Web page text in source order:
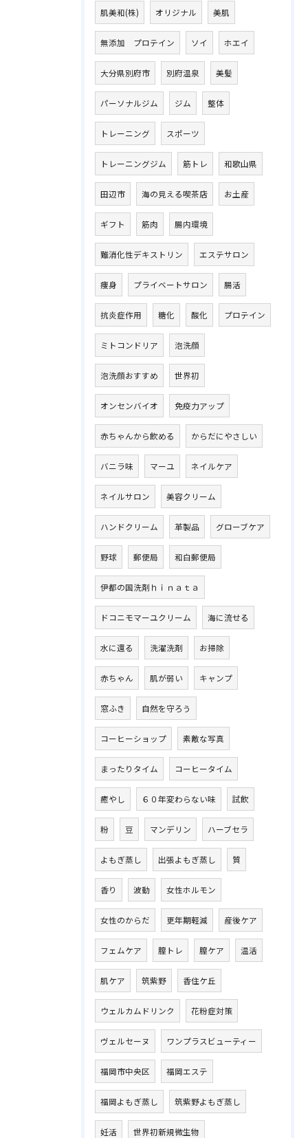
肌美和(株) オリジナル 美肌
無添加 プロテイン ソイ ホエイ
大分県別府市 別府温泉 美髪
パーソナルジム ジム 整体
トレーニング スポーツ
トレーニングジム 筋トレ 和歌山県
田辺市 海の見える喫茶店 お土産
ギフト 筋肉 腸内環境
難消化性デキストリン エステサロン
痩身 プライベートサロン 腸活
抗炎症作用 糖化 酸化 プロテイン
ミトコンドリア 泡洗顔
泡洗顔おすすめ 世界初
オンセンバイオ 免疫力アップ
赤ちゃんから飲める からだにやさしい
バニラ味 マーユ ネイルケア
ネイルサロン 美容クリーム
ハンドクリーム 革製品 グローブケア
野球 郵便局 和白郵便局
伊都の国洗剤ｈｉｎａｔａ
ドコニモマーユクリーム 海に流せる
水に還る 洗濯洗剤 お掃除
赤ちゃん 肌が弱い キャンプ
窓ふき 自然を守ろう
コーヒーショップ 素敵な写真
まったりタイム コーヒータイム
癒やし ６０年変わらない味 試飲
粉 豆 マンデリン ハーブセラ
よもぎ蒸し 出張よもぎ蒸し 質
香り 波動 女性ホルモン
女性のからだ 更年期軽減 産後ケア
フェムケア 膣トレ 膣ケア 温活
肌ケア 筑紫野 香住ケ丘
ウェルカムドリンク 花粉症対策
ヴェルセーヌ ワンプラスビューティー
福岡市中央区 福岡エステ
福岡よもぎ蒸し 筑紫野よもぎ蒸し
妊活 世界初新規微生物